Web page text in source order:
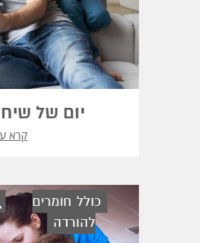
יום של
קרא
כולל חומרים
להורדה